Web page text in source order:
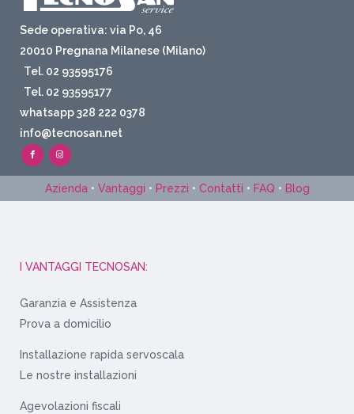
Sede operativa: via Po, 46
20010 Pregnana Milanese (Milano)
Tel. 02 93595176
Tel. 02 93595177
whatsapp 328 222 0378
info@tecnosan.net
Azienda• Vantaggi • Prezzi • Contatti • FAQ • Blog
I VANTAGGI TECNOSAN:
Garanzia e Assistenza
Prova a domicilio
Installazione rapida servoscala
Le nostre installazioni
Agevolazioni fiscali